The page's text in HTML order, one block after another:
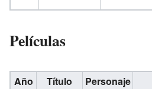
Películas
Año Título Personaje